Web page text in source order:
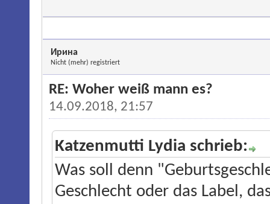
Ирина
Nicht (mehr) registriert
RE: Woher weiß mann es?
14.09.2018, 21:57
Katzenmutti Lydia schrieb:
Was soll denn
Geschlecht oder das Label,